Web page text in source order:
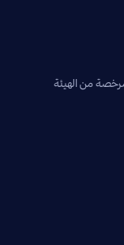
من الهيئة